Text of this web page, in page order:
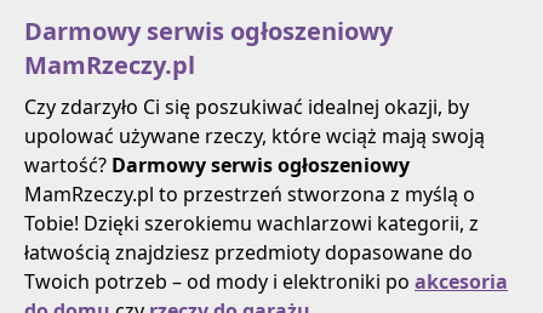
Darmowy serwis ogłoszeniowy
MamRzeczy.pl
Czy zdarzyło Ci się poszukiwać idealnej okazji, by
upolować używane rzeczy, które wciąż mają swoją
wartość? Darmowy serwis ogłoszeniowy
MamRzeczy.pl to przestrzeń stworzona z myślą o
Tobie! Dzięki szerokiemu wachlarzowi kategorii, z
łatwością znajdziesz przedmioty dopasowane do
Twoich potrzeb – od mody i elektroniki po akcesoria